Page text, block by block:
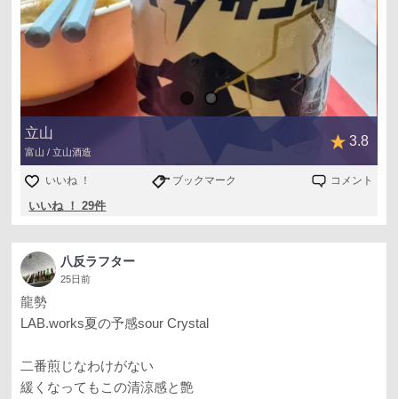
立山
富山 / 立山酒造
3.8
いいね ！ ブックマーク コメント
いいね ！ 29件
八反ラフター
25日前
龍勢
LAB.works夏の予感sour Crystal
二番煎じなわけがない
緩くなってもこの清涼感と艶